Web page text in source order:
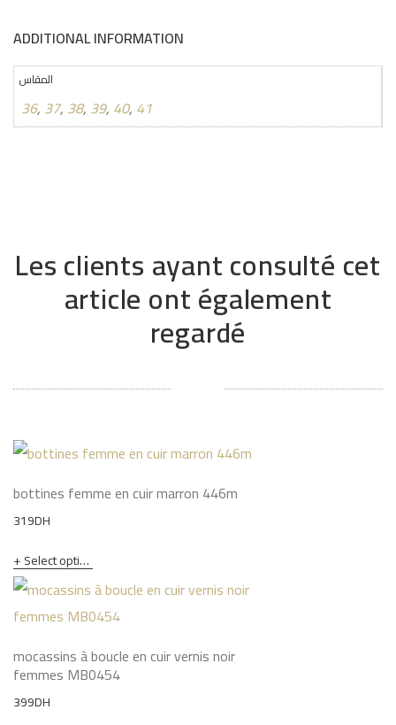
ADDITIONAL INFORMATION
المقاس
36, 37, 38, 39, 40, 41
Les clients ayant consulté cet
article ont également
regardé
bottines femme en cuir marron 446m
319DH
Select options
mocassins à boucle en cuir vernis noir
femmes MB0454
399DH